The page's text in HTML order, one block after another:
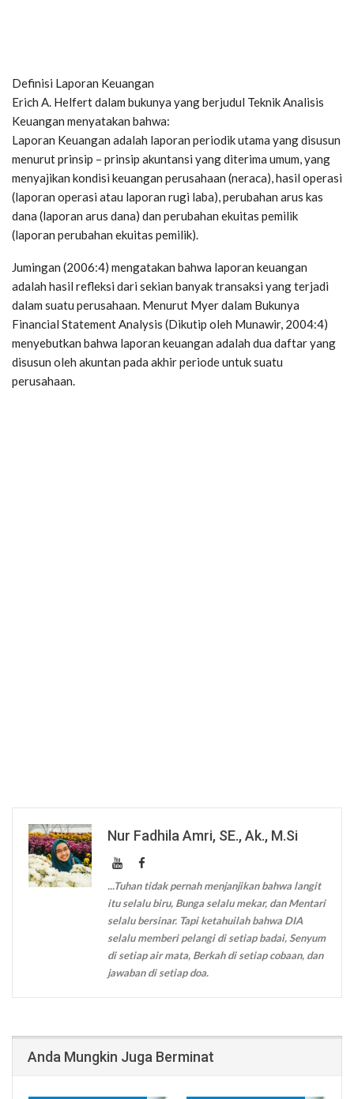
Definisi Laporan Keuangan
Erich A. Helfert dalam bukunya yang berjudul Teknik Analisis
Keuangan menyatakan bahwa:
Laporan Keuangan adalah laporan periodik utama yang disusun
menurut prinsip – prinsip akuntansi yang diterima umum, yang
menyajikan kondisi keuangan perusahaan (neraca), hasil operasi
(laporan operasi atau laporan rugi laba), perubahan arus kas
dana (laporan arus dana) dan perubahan ekuitas pemilik
(laporan perubahan ekuitas pemilik).
Jumingan (2006:4) mengatakan bahwa laporan keuangan
adalah hasil refleksi dari sekian banyak transaksi yang terjadi
dalam suatu perusahaan. Menurut Myer dalam Bukunya
Financial Statement Analysis (Dikutip oleh Munawir, 2004:4)
menyebutkan bahwa laporan keuangan adalah dua daftar yang
disusun oleh akuntan pada akhir periode untuk suatu
perusahaan.
Nur Fadhila Amri, SE., Ak., M.Si
...Tuhan tidak pernah menjanjikan bahwa langit
itu selalu biru, Bunga selalu mekar, dan Mentari
selalu bersinar. Tapi ketahuilah bahwa DIA
selalu memberi pelangi di setiap badai, Senyum
di setiap air mata, Berkah di setiap cobaan, dan
jawaban di setiap doa.
Anda Mungkin Juga Berminat